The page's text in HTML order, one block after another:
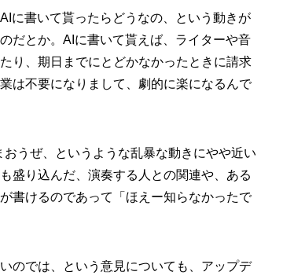
に書いて貰ったらどうなの、という動きが
だとか。AIに書いて貰えば、ライターや音
り、期日までにとどかなかったときに請求
は不要になりまして、劇的に楽になるんで
うぜ、というような乱暴な動きにやや近い
盛り込んだ、演奏する人との関連や、ある
書けるのであって「ほえー知らなかったで
のでは、という意見についても、アップデ